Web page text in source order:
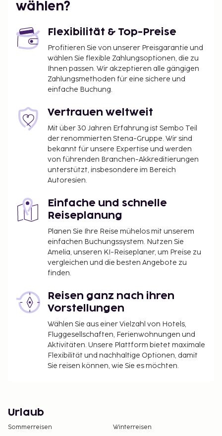
wählen?
Flexibilität & Top-Preise
Profitieren Sie von unserer Preisgarantie und
wählen Sie flexible Zahlungsoptionen, die zu
Ihnen passen. Wir akzeptieren alle gängigen
Zahlungsmethoden für eine sichere und
einfache Buchung.
Vertrauen weltweit
Mit über 30 Jahren Erfahrung ist Sembo Teil
der renommierten Stena-Gruppe. Wir sind
bekannt für unsere Expertise und werden
von führenden Branchen-Akkreditierungen
unterstützt, insbesondere im Bereich
Autoresien.
Einfache und schnelle
Reiseplanung
Planen Sie Ihre Reise mühelos mit unserem
einfachen Buchungssystem. Nutzen Sie
Amelia, unseren KI-Reiseplaner, um Preise zu
vergleichen und die besten Angebote zu
finden.
Reisen ganz nach ihren
Vorstellungen
Wählen Sie aus einer Vielzahl von Hotels,
Fluggesellschaften, Ferienwohnungen und
Aktivitäten. Unsere Plattform bietet maximale
Flexibilität und nachhaltige Optionen, damit
Sie reisen können, wie Sie es möchten.
Urlaub
Sommerreisen
Winterreisen